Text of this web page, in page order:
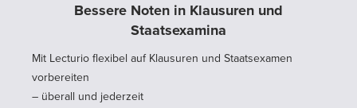
Bessere Noten in Klausuren und
Staatsexamina
Mit Lecturio flexibel auf Klausuren und Staatsexamen
vorbereiten
– überall und jederzeit